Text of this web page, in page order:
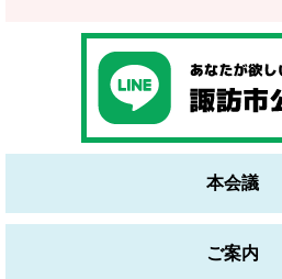
本会議
ご案内